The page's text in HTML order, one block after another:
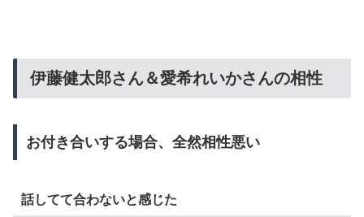
伊藤健太郎さん＆愛希れいかさんの相性
お付き合いする場合、全然相性悪い
話してて合わないと感じた